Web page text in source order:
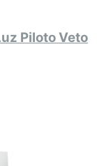
Piloto Veto